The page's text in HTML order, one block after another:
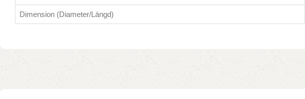
Dimension (Diameter/Längd)